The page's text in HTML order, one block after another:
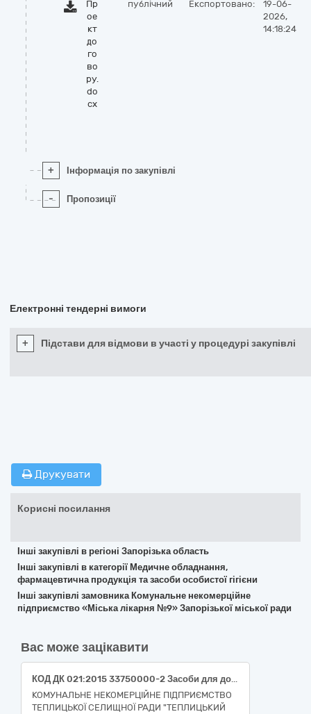
Пр
ое
кт
до
го
во
ру.
do
cx
публічний Експортовано:
19-06-
2026,
14:18:24
+ Інформація по закупівлі
- Пропозиції
Електронні тендерні вимоги
+ Підстави для відмови в участі у процедурі закупівлі
Друкувати
Корисні посилання
Інші закупівлі в регіоні Запорізька область
Інші закупівлі в категорії Медичне обладнання,
фармацевтична продукція та засоби особистої гігієни
Інші закупівлі замовника Комунальне некомерційне
підприємство «Міська лікарня №9» Запорізької міської ради
Вас може зацікавити
КОД ДК 021:2015 33750000-2 Засоби для догляду за малюками (Підгузки для дорослих: універсальні, одноразові, розмір підгузків: S, охоплення талії: 50-100 см, поглинання: 450-1000 мл ( КОД ДК 021:2015 33751000-9 Підгузки )( НК 024:2023:11239 Підгузник для дорослих, код НК 031:2024: T040101 Підгузник для нетримання), Підгузки для дорослих: універсальні, одноразові, розмір: L, охоплення талії: 83-155 см, поглинання: 1000-1500 мл ( КОД ДК 021:2015 33751000-9 Підгузки )( НК 024:2023:11239 Підгузник для дорослих, код НК 031:2024: T040101 Підгузник для нетримання), Підгузки для дорослих: універсальні, одноразові, розмір: XL, охоплення талії: 90-175 см, поглинання: 1000-1500 мл ( КОД ДК 021:2015 33751000-9 Підгузки )( НК 024:2023:11239 Підгузник для дорослих, код НК 031:2024: T040101 Підгузник для нетримання), Підгузки-трусики для дорослих: універсальні, одноразові, розмір: L, охоплення талії: 76-150 см, поглинання: 2001-2500 мл ( КОД ДК 021:2015 33751000-9 Підгузки )( НК 024:2023:11239 Підгузник для дорослих, код НК 031:2024: T040101 Підгузник для нетримання), Пелюшка одноразова,розмір: 60x90,гіпоалергенна,з абсорбуючим матеріалом, адгезивний край, целюлоза, нестерильна, поглинання від 400 мілілітрів (ДК 021:2015 33752000- 6 Лактаційні вкладиші) (НК 024:2023: 60709 Пелюшка вбирає, код НК 031:2024 T04010299 Абсорбційні підкладки – інше), Урологічні прокладки, Чоловічі, одноразові, поглинання: 401-800 мл (ДК 021:2015 33752000- 6 Лактаційні вкладиші) (НК 024:2023 35817 Вкладиші урологічні, всмоктуючи при нетриманні сечі, НК 031:2024: T04010203 - Абсорбційні антимікробні підкладки)
КОМУНАЛЬНЕ НЕКОМЕРЦІЙНЕ ПІДПРИЄМСТВО
ТЕПЛИЦЬКОЇ СЕЛИЩНОЇ РАДИ "ТЕПЛИЦЬКИЙ